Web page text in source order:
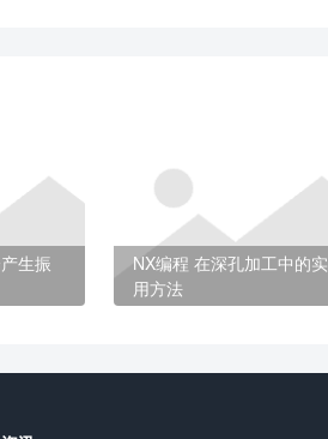
生振
NX编程 在深孔加工中的实
用方法